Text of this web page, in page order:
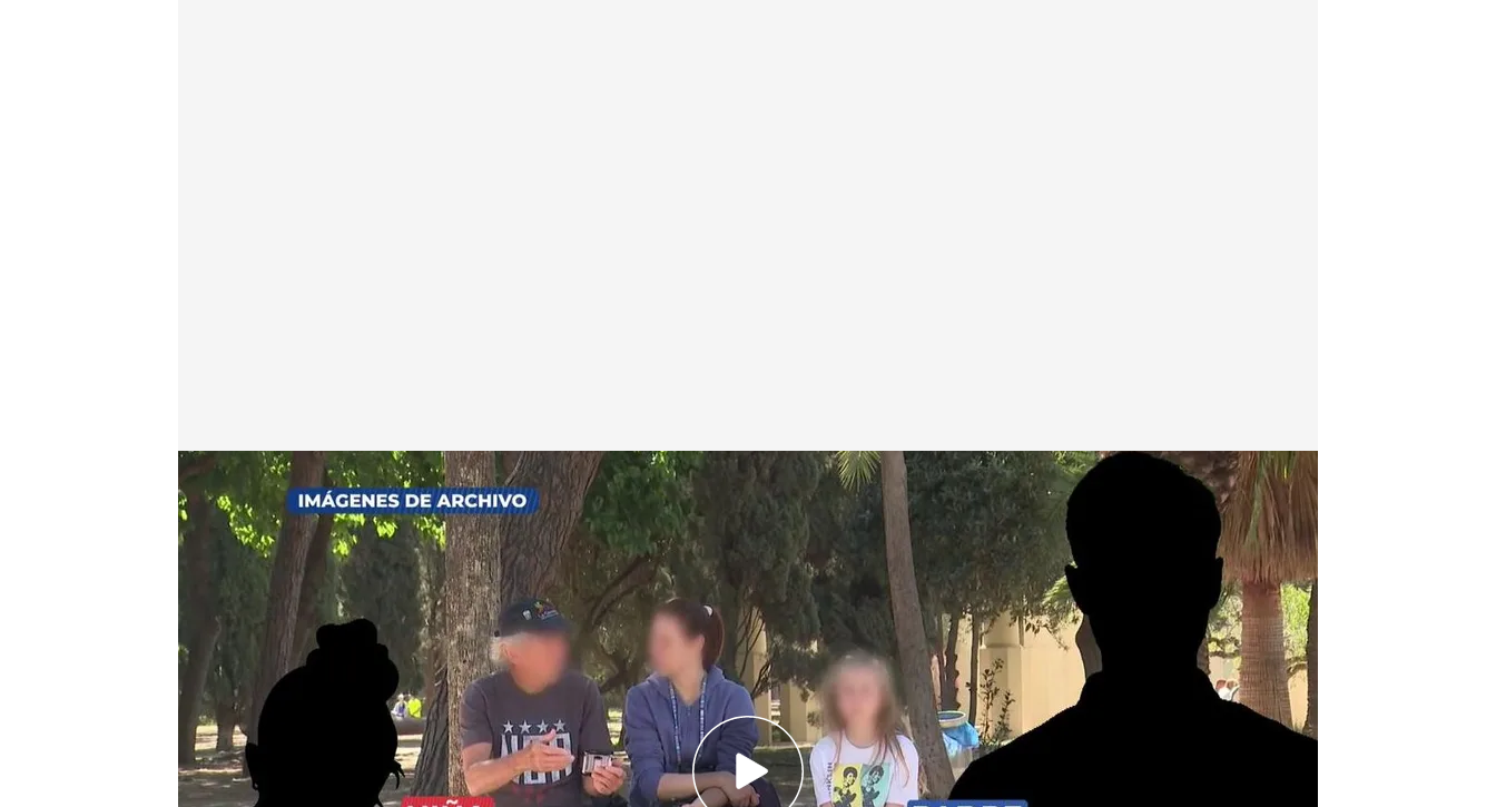
En la imagen, la conversación entre padre e hija
En boca de todos
28 SEP 2023 - 14:57h.
El padre ha interpuesto una denuncia al abuelo materno de su hija de 5
años por un supuesto acoso de éste a la menor
Los padres están separados y su hija no quiere irse con su madre
porque mientras trabaja tiene que ir a casa de sus abuelos
"A veces me dice el abuelo voy a enseñarte la cola, un día lo hace, al
otro no y si me quejo me castigan y me encierran en una habitación",